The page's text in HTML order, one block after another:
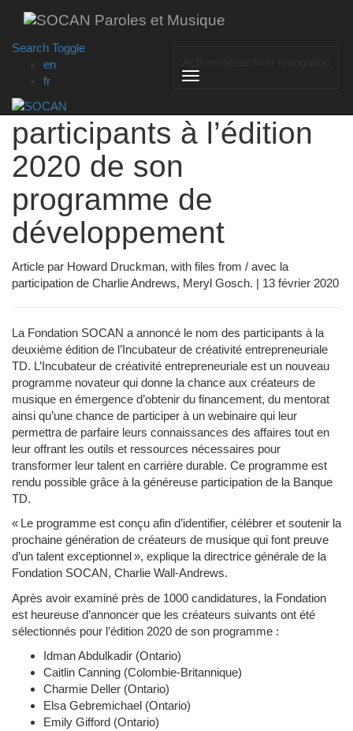
to
main
content
Search Toggle
en
fr
La Fondation SOCAN
annonce les
participants à l’édition
2020 de son
programme de
développement
Article par Howard Druckman, with files from / avec la
participation de Charlie Andrews, Meryl Gosch. | 13 février 2020
La Fondation SOCAN a annoncé le nom des participants à la
deuxième édition de l’Incubateur de créativité entrepreneuriale
TD. L’Incubateur de créativité entrepreneuriale est un nouveau
programme novateur qui donne la chance aux créateurs de
musique en émergence d’obtenir du financement, du mentorat
ainsi qu’une chance de participer à un webinaire qui leur
permettra de parfaire leurs connaissances des affaires tout en
leur offrant les outils et ressources nécessaires pour
transformer leur talent en carrière durable. Ce programme est
rendu possible grâce à la généreuse participation de la Banque
TD.
« Le programme est conçu afin d’identifier, célébrer et soutenir la
prochaine génération de créateurs de musique qui font preuve
d’un talent exceptionnel », explique la directrice générale de la
Fondation SOCAN, Charlie Wall-Andrews.
Après avoir examiné près de 1000 candidatures, la Fondation
est heureuse d’annoncer que les créateurs suivants ont été
sélectionnés pour l’édition 2020 de son programme :
Idman Abdulkadir (Ontario)
Caitlin Canning (Colombie-Britannique)
Charmie Deller (Ontario)
Elsa Gebremichael (Ontario)
Emily Gifford (Ontario)